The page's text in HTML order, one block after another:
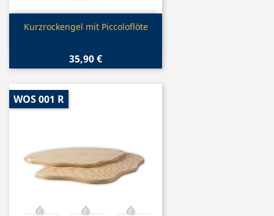
Vorschau
Kurzrockengel mit Piccoloflöte
35,90 €
WOS 001 R